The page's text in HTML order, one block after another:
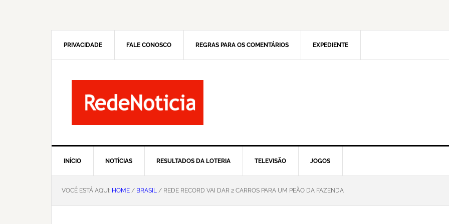
PRIVACIDADE FALE CONOSCO REGRAS PARA OS COMENTÁRIOS EXPEDIENTE
INÍCIO NOTÍCIAS RESULTADOS DA LOTERIA TELEVISÃO JOGOS
VOCÊ ESTÁ AQUI: HOME / BRASIL / REDE RECORD VAI DAR 2 CARROS PARA UM PEÃO DA FAZENDA